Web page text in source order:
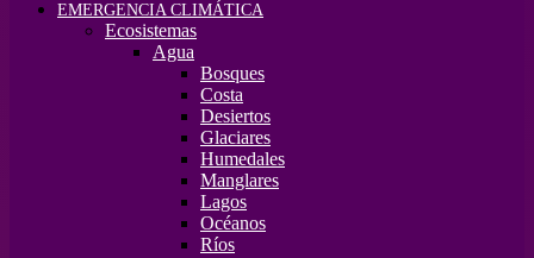
EMERGENCIA CLIMÁTICA
Ecosistemas
Agua
Bosques
Costa
Desiertos
Glaciares
Humedales
Manglares
Lagos
Océanos
Ríos